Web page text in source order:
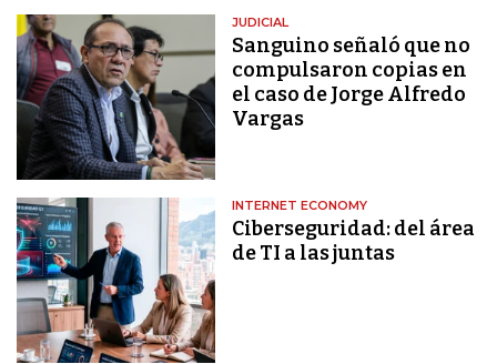
JUDICIAL
Sanguino señaló que no
compulsaron copias en
el caso de Jorge Alfredo
Vargas
INTERNET ECONOMY
Ciberseguridad: del área
de TI a las juntas